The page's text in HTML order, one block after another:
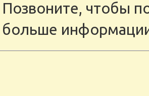
Позвоните, чтобы
больше